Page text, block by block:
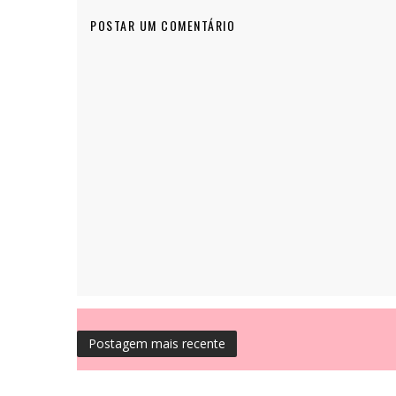
POSTAR UM COMENTÁRIO
Postagem mais recente